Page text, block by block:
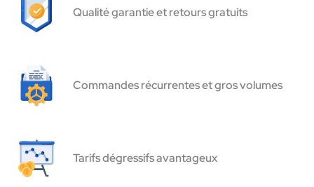
Qualité garantie et retours gratuits
Commandes récurrentes et gros volumes
Tarifs dégressifs avantageux